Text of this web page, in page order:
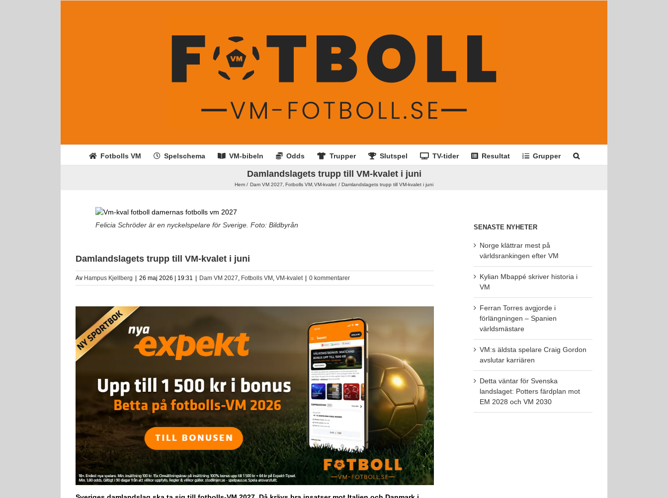
Fotbolls VM Spelschema VM-bibeln Odds Trupper Slutspel TV-tider Resultat Grupper
Damlandslagets trupp till VM-kvalet i juni
Hem Dam VM 2027 Fotbolls VM VM-kvalet Damlandslagets trupp till VM-kvalet i juni
Felicia Schröder är en nyckelspelare för Sverige. Foto: Bildbyrån
Damlandslagets trupp till VM-kvalet i juni
Av Hampus Kjellberg 26 maj 2026 | 19:31 Dam VM 2027, Fotbolls VM , VM-kvalet 0 kommentarer
SENASTE NYHETER
Norge klättrar mest på
världsrankingen efter VM
Kylian Mbappé skriver historia i
VM
Ferran Torres avgjorde i
förlängningen – Spanien
världsmästare
VM:s äldsta spelare Craig Gordon
avslutar karriären
Detta väntar för Svenska
landslaget: Potters färdplan mot
EM 2028 och VM 2030